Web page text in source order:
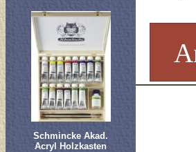
Schmincke Akad.
Acryl Holzkasten